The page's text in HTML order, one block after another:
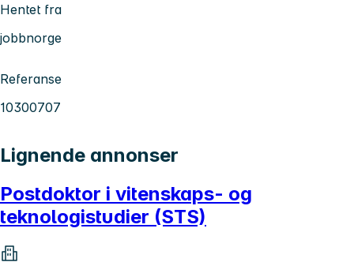
Hentet fra
jobbnorge
Referanse
10300707
Lignende annonser
Postdoktor i vitenskaps- og
teknologistudier (STS)